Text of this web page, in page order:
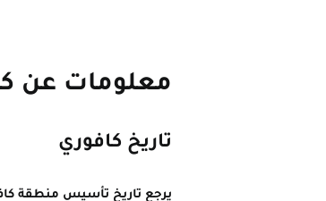
معلومات عن
تاريخ كافوري
يرجع تاريخ تأسيس منطقة